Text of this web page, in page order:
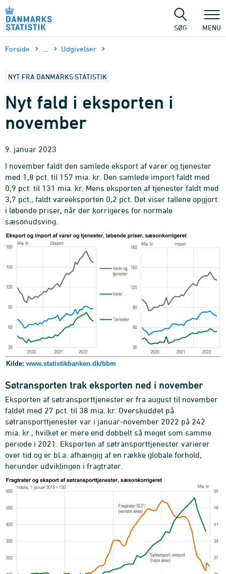
sidens
SØG MENU
Forside Udgivelser
NYT FRA DANMARKS STATISTIK
Nyt fald i eksporten i
november
9. januar 2023
I november faldt den samlede eksport af varer og tjenester
med 1,8 pct. til 157 mia. kr. Den samlede import faldt med
0,9 pct. til 131 mia. kr. Mens eksporten af tjenester faldt med
3,7 pct., faldt vareeksporten 0,2 pct. Det viser tallene opgjort
i løbende priser, når der korrigeres for normale
sæsonudsving.
Kilde: www.statistikbanken.dk/bbm
Søtransporten trak eksporten ned i november
Eksporten af søtransporttjenester er fra august til november
faldet med 27 pct. til 38 mia. kr. Overskuddet på
søtransporttjenester var i januar-november 2022 på 242
mia. kr., hvilket er mere end dobbelt så meget som samme
periode i 2021. Eksporten af søtransporttjenester varierer
over tid og er bl.a. afhængig af en række globale forhold,
herunder udviklingen i fragtrater.